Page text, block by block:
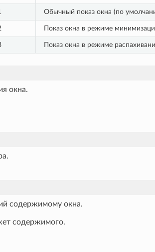
Обычный показ окна (по
Показ окна в режиме
Показ окна в режиме
окна.
содержимому окна.
содержимого.